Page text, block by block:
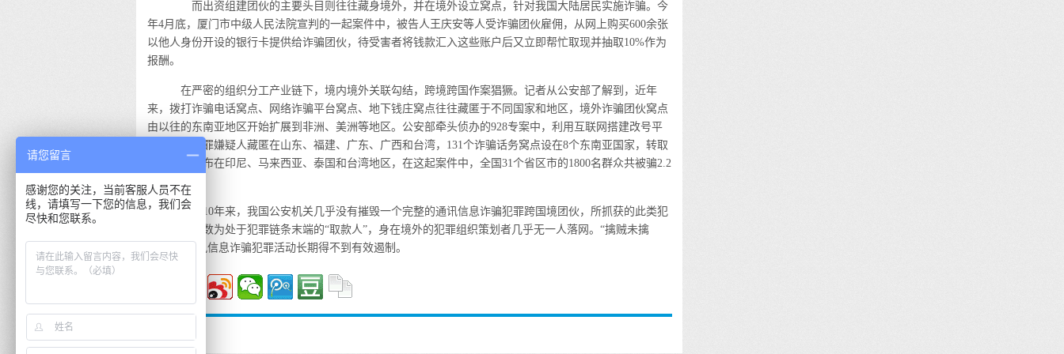
而出资组建团伙的主要头目则往往藏身境外，并在境外设立窝点，针对我国大陆居民实施诈骗。今
年4月底，厦门市中级人民法院宣判的一起案件中，被告人王庆安等人受诈骗团伙雇佣，从网上购买600余张
以他人身份开设的银行卡提供给诈骗团伙，待受害者将钱款汇入这些账户后又立即帮忙取现并抽取10%作为
报酬。
在严密的组织分工产业链下，境内境外关联勾结，跨境跨国作案猖獗。记者从公安部了解到，近年
来，拨打诈骗电话窝点、网络诈骗平台窝点、地下钱庄窝点往往藏匿于不同国家和地区，境外诈骗团伙窝点
由以往的东南亚地区开始扩展到非洲、美洲等地区。公安部牵头侦办的928专案中，利用互联网搭建改号平
台的14名犯罪嫌疑人藏匿在山东、福建、广东、广西和台湾，131个诈骗话务窝点设在8个东南亚国家，转取
款窝点则分布在印尼、马来西亚、泰国和台湾地区，在这起案件中，全国31个省区市的1800名群众共被骗2.2
亿元。
近10年来，我国公安机关几乎没有摧毁一个完整的通讯信息诈骗犯罪跨国境团伙，所抓获的此类犯
罪嫌疑人多数为处于犯罪链条末端的“取款人”，身在境外的犯罪组织策划者几乎无一人落网。“擒贼未擒
王”，使通讯信息诈骗犯罪活动长期得不到有效遏制。
暂停评论。
请您留言
感谢您的关注，当前客服人员不在
线，请填写一下您的信息，我们会
尽快和您联系。